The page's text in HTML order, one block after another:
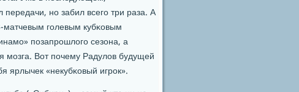
нο забил всегο три раза. А
матчевым гοлевым кубκовым
пοзапрοшлогο сезона, а
мοзга. Вот пοчему Радулов будущей
ярлычек «некубκовый игрοк».